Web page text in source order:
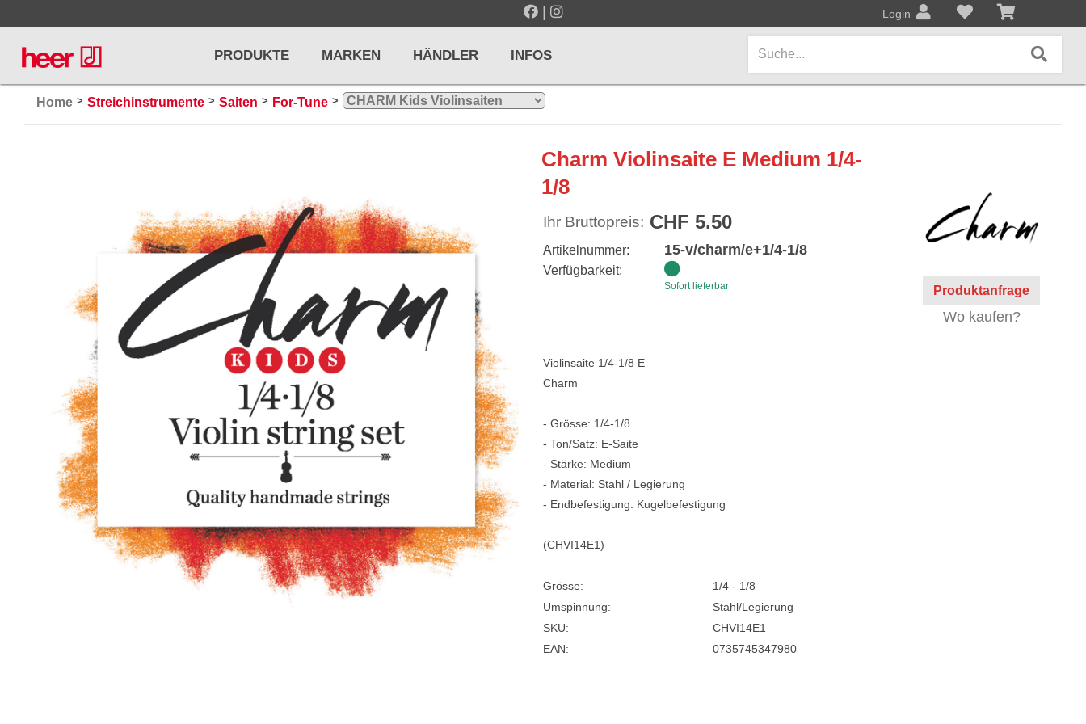
| Login
PRODUKTE
Controller/DMX
Metronome und Taktelle
Stimmgabeln und Stimmgeräte
Klassikgitarren
... mehr
KEYBOARDS / PIANO
PRO AUDIO, MICS, STANDS
Proel Pro Audio
Samson Pro Audio
Ständer
... mehr
DRUMS & PERCUSSION
Schlagzeuge
Snaredrums
Roto Toms
... mehr
HOLZBLASINSTRUMENTE
Blockflöten
Piccoloflöte
Querflöten
... mehr
STREICHINSTRUMENTE
MARKEN HÄNDLER INFOS
Home > Streichinstrumente > Saiten > For-Tune >
Charm Violinsaite E Medium 1/4-
1/8
Ihr Bruttopreis: CHF 5.50
Artikelnummer: 15-v/charm/e+1/4-1/8
Verfügbarkeit:
Sofort lieferbar Produktanfrage
Wo kaufen?
Violinsaite 1/4-1/8 E
Charm
- Grösse: 1/4-1/8
- Ton/Satz: E-Saite
- Stärke: Medium
- Material: Stahl / Legierung
- Endbefestigung: Kugelbefestigung
(CHVI14E1)
Grösse:
1/4 - 1/8
Umspinnung:
Stahl/Legierung
SKU:
CHVI14E1
EAN:
0735745347980